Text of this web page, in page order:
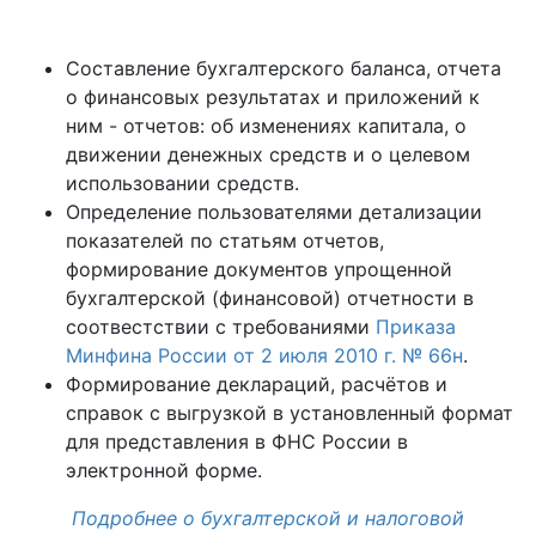
Составление бухгалтерского баланса, отчета
о финансовых результатах и приложений к
ним - отчетов: об изменениях капитала, о
движении денежных средств и о целевом
использовании средств.
Определение пользователями детализации
показателей по статьям отчетов,
формирование документов упрощенной
бухгалтерской (финансовой) отчетности в
соотвестствии с требованиями Приказа
Минфина России от 2 июля 2010 г. № 66н.
Формирование деклараций, расчётов и
справок с выгрузкой в установленный формат
для представления в ФНС России в
электронной форме.
Подробнее о бухгалтерской и налоговой